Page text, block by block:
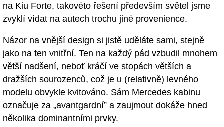
na Kiu Forte, takovéto řešení především světel jsme
zvyklí vídat na autech trochu jiné provenience.
Názor na vnější design si jistě uděláte sami, stejně
jako na ten vnitřní. Ten na každý pád vzbudil mnohem
větší nadšení, neboť kráčí ve stopách větších a
dražších sourozenců, což je u (relativně) levného
modelu obvykle kvitováno. Sám Mercedes kabinu
označuje za „avantgardní” a zaujmout dokáže hned
několika dominantními prvky.